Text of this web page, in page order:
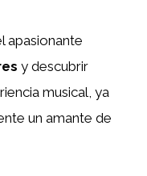
apasionante
y descubrir
musical, ya
un amante de